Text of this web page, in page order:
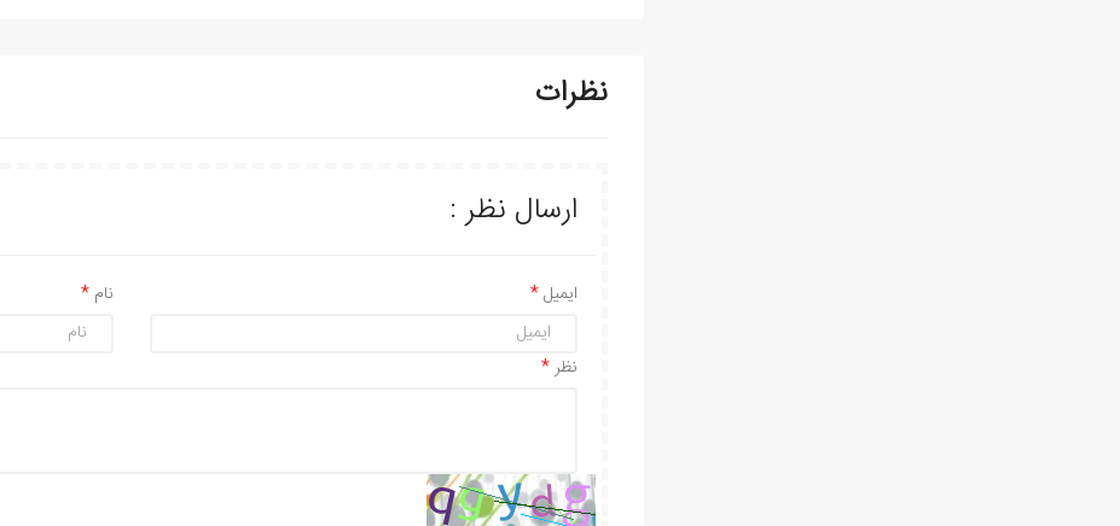
نظرات
ارسال نظر :
نام ایمیل
نظر